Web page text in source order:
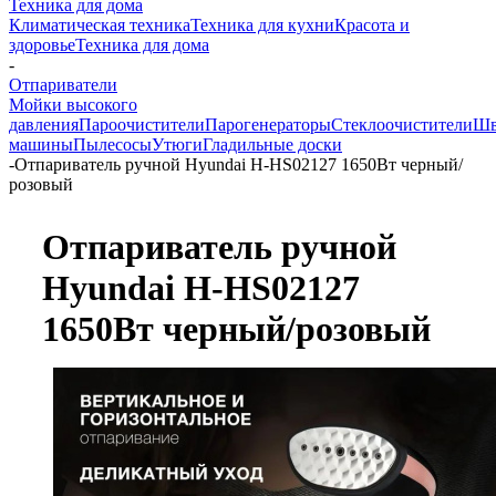
Техника для дома
Климатическая техникаТехника для кухниКрасота и
здоровьеТехника для дома
-
Отпариватели
Мойки высокого
давленияПароочистителиПарогенераторыСтеклоочистители
машиныПылесосыУтюгиГладильные доски
-Отпариватель ручной Hyundai H-HS02127 1650Вт черный/
розовый
Отпариватель ручной
Hyundai H-HS02127
1650Вт черный/розовый